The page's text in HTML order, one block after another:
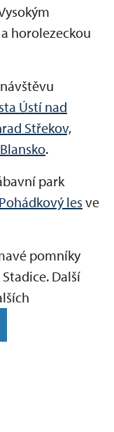
horolezeckou
Ústí nad
Střekov,
Blansko.
park
Pohádkový les ve
pomníky
Další